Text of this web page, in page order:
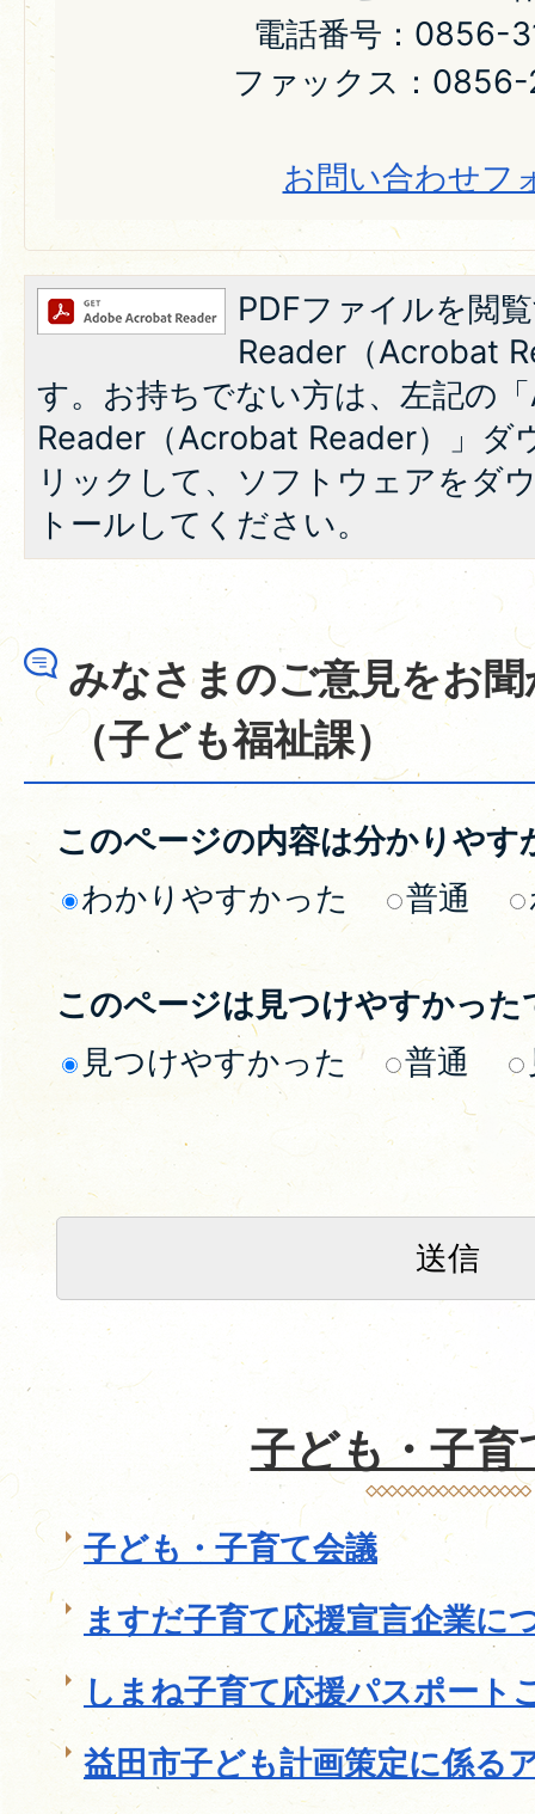
電話番号：0856-
ファックス：
お問い合わせフ
PDFファイルを閲
Reader（Acrobat
す。お持ちでない方は、左記の
Reader（Acrobat Reader）」ダ
リックして、ソフトウェアをダ
トールしてください。
みなさまのご意見をお
（子ども福祉課）
このページの内容は分かりやす
わかりやすかった
普通
このページは見つけやすかった
見つけやすかった
普通
子ども・子育
子ども・子育て会議
ますだ子育て応援宣言企業に
しまね子育て応援パスポート
益田市子ども計画策定に係る